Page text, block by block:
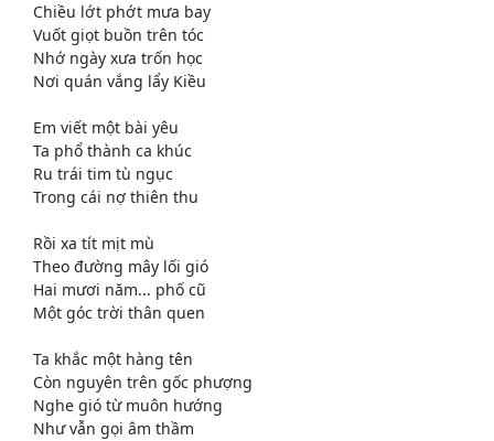
Chiều lớt phớt mưa bay
Vuốt giọt buồn trên tóc
Nhớ ngày xưa trốn học
Nơi quán vắng lẩy Kiều
Em viết một bài yêu
Ta phổ thành ca khúc
Ru trái tim tù ngục
Trong cái nợ thiên thu
Rồi xa tít mịt mù
Theo đường mây lối gió
Hai mươi năm... phố cũ
Một góc trời thân quen
Ta khắc một hàng tên
Còn nguyên trên gốc phượng
Nghe gió từ muôn hướng
Như vẫn gọi âm thầm